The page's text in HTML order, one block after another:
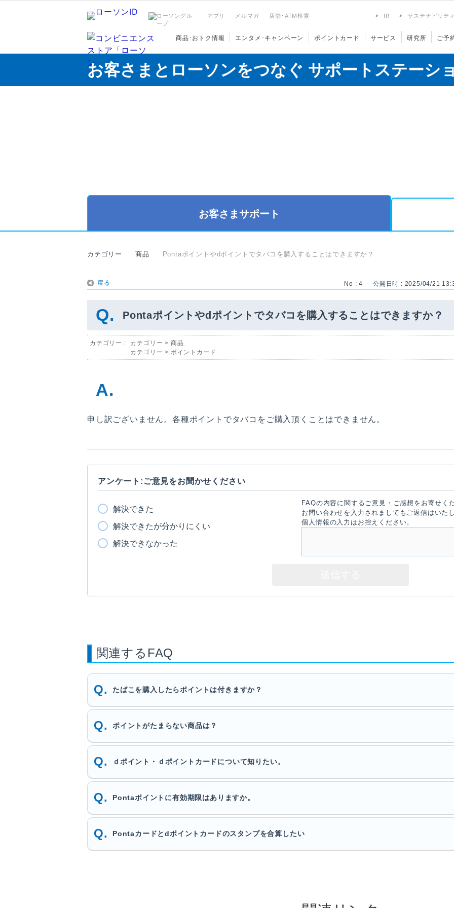
アプリ メルマガ 店舗･ATM検索 IR サステナビリティ
商品･おトク情報 エンタメ･キャンペーン ポイントカード サービス 研究所 ご予
お客さまとローソンをつなぐ サポートステーシ
お客さまサポート
カテゴリー 商品 Pontaポイントやdポイントでタバコを購入することはできますか？
戻る No : 4 公開日時 : 2025/04/21
Pontaポイントやdポイントでタバコを購入することはできますか？
カテゴリー : カテゴリー > 商品
カテゴリー > ポイントカード
申し訳ございません。各種ポイントでタバコをご購入頂くことはできません。
アンケート:ご意見をお聞かせください
解決できた
解決できたが分かりにくい
解決できなかった
FAQの内容に関するご意見・ご感想をお寄せく
お問い合わせを入力されましてもご返信はいた
個人情報の入力はお控えください。
関連するFAQ
たばこを購入したらポイントは付きますか？
ポイントがたまらない商品は？
ｄポイント・ｄポイントカードについて知りたい。
Pontaポイントに有効期限はありますか。
Pontaカードとdポイントカードのスタンプを合算したい